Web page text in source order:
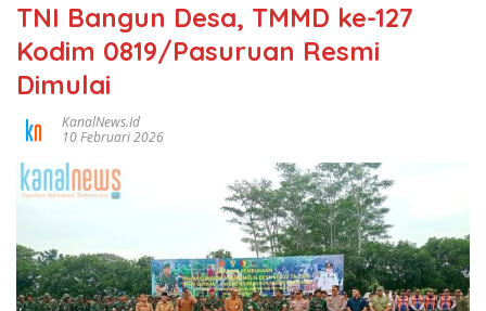
TNI Bangun Desa, TMMD ke-127
Kodim 0819/Pasuruan Resmi
Dimulai
KanalNews.id
10 Februari 2026